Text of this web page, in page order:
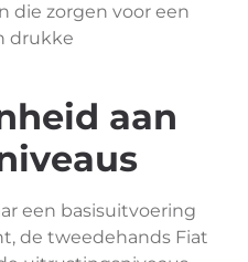
die zorgen voor een
drukke
aan
een basisuitvoering
de tweedehands Fiat